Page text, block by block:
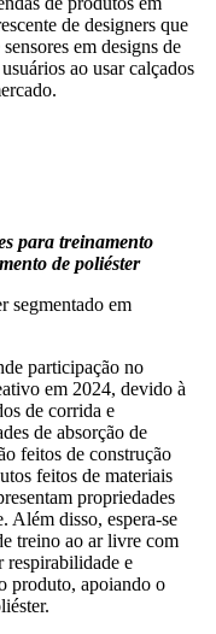
de designers que
em designs de
ao usar calçados
para treinamento
de poliéster
segmentado em
participação no
em 2024, devido à
de corrida e
de absorção de
feitos de construção
feitos de materiais
propriedades
Além disso, espera-se
treino ao ar livre com
respirabilidade e
produto, apoiando o